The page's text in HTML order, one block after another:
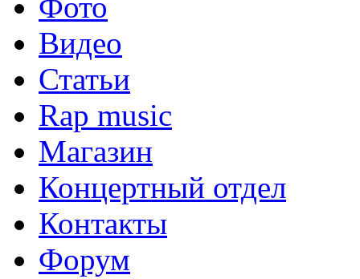
Видео
Статьи
Rap music
Магазин
Концертный отдел
Контакты
Форум